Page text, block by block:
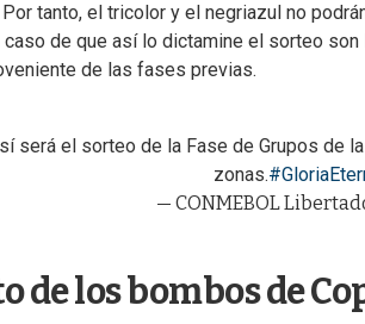
tanto, el tricolor y el negriazul no
de que así lo dictamine el sorteo
de las fases previas.
será el sorteo de la Fase de Grupos de la
zonas.
— CONMEBOL
de los bombos de